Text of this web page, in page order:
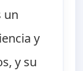
un
y
y su